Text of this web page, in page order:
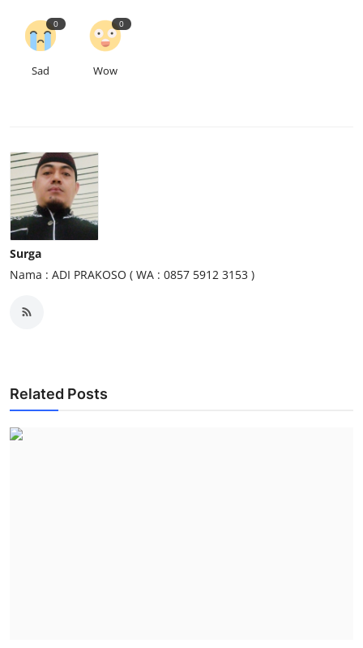
0
Sad
0
Wow
Surga
Nama : ADI PRAKOSO ( WA : 0857 5912 3153 )
Related Posts